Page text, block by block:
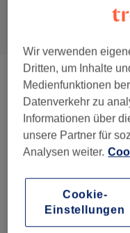
Damen - Haarschnitte
Damen - Farbe &
Bild anklicken für
Wir verwenden
Dritten, um Inhalte
Medienfunktionen
Datenverkehr zu
Informationen über
unsere Partner für
Analysen weiter.
Cookie-
Einstellungen